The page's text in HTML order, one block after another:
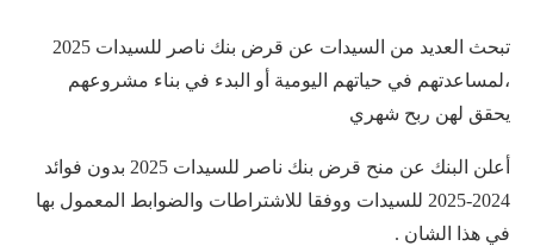
تبحث العديد من السيدات عن قرض بنك ناصر للسيدات 2025
،لمساعدتهم في حياتهم اليومية أو البدء في بناء مشروعهم
يحقق لهن ربح شهري
أعلن البنك عن منح قرض بنك ناصر للسيدات 2025 بدون فوائد
2024-2025 للسيدات ووفقا للاشتراطات والضوابط المعمول بها
في هذا الشان .